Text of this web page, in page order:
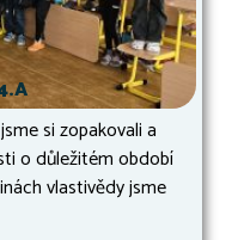
si zopakovali a
o důležitém období
vlastivědy jsme